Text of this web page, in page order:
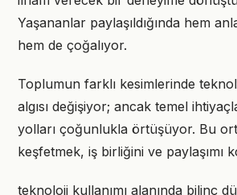
Yaşananlar paylaşıldığında hem
hem de çoğalıyor.
Toplumun farklı kesimlerinde
algısı değişiyor; ancak temel
yolları çoğunlukla örtüşüyor. Bu
keşfetmek, iş birliğini ve paylaşımı
teknoloji kullanımı alanında bilinç